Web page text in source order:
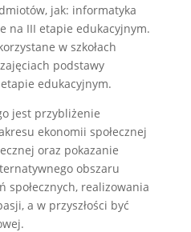
jak: informatyka
na III etapie edukacyjnym.
w szkołach
podstawy
edukacyjnym.
jest przybliżenie
ekonomii społecznej
oraz pokazanie
obszaru
społecznych, realizowania
a w przyszłości być